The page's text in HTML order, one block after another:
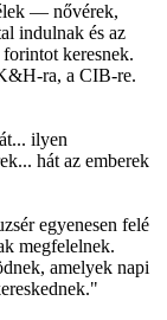
— nővérek,
indulnak és az
keresnek.
ra, a CIB-re.
ilyen
hát az emberek
egyenesen felé
megfelelnek.
amelyek napi